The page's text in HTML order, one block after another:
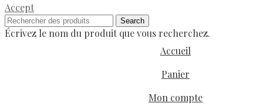
Accept
Search
Écrivez le nom du produit que vous recherchez.
Accueil
Panier
Mon compte